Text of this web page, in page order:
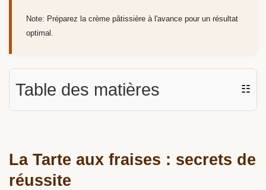
Note: Préparez la crème pâtissière à l'avance pour un résultat
optimal.
Table des matières ☷
La Tarte aux fraises : secrets de
réussite